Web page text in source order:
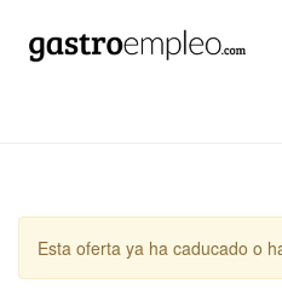
Esta oferta ya ha caducado o